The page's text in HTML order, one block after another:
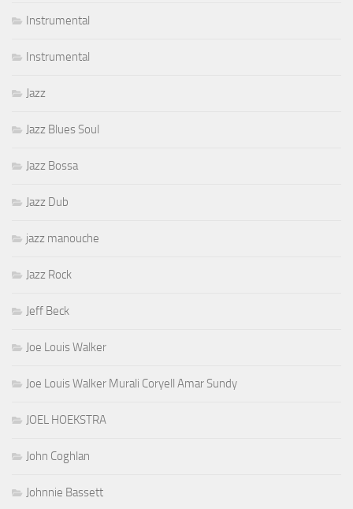
Instrumental
Instrumental
Jazz
Jazz Blues Soul
Jazz Bossa
Jazz Dub
jazz manouche
Jazz Rock
Jeff Beck
Joe Louis Walker
Joe Louis Walker Murali Coryell Amar Sundy
JOEL HOEKSTRA
John Coghlan
Johnnie Bassett